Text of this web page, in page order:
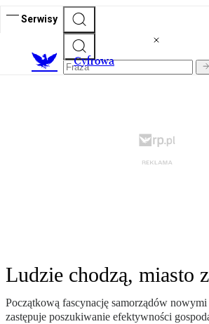
Serwisy
Cyfrowa
Ludzie chodzą, miasto
Początkową fascynację samorządów
zastępuje poszukiwanie efektywności